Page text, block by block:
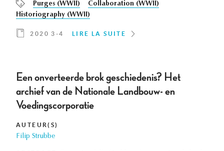
Purges (WWII)
Collaboration (WWII)
Historiography (WWII)
2020 3-4 LIRE LA SUITE
Een onverteerde brok geschiedenis? Het
archief van de Nationale Landbouw- en
Voedingscorporatie
AUTEUR(S)
Filip Strubbe